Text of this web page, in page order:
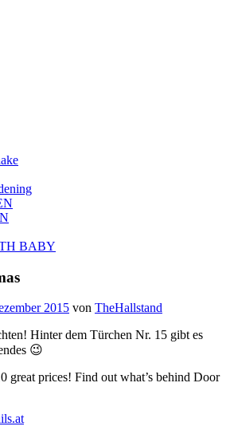
BABY
2015 von TheHallstand
Hinter dem Türchen Nr. 15 gibt es
😉
great prices! Find out what’s behind Door